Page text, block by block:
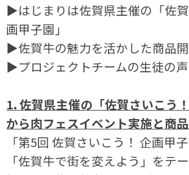
▶はじまりは佐賀県主催の「佐
画甲子園」
▶佐賀牛の魅力を活かした商品
▶プロジェクトチームの生徒の声
1. 佐賀県主催の「佐賀さいこう
から肉フェスイベント実施と商
「第5回 佐賀さいこう！ 企画甲
「佐賀牛で街を変えよう」をテ